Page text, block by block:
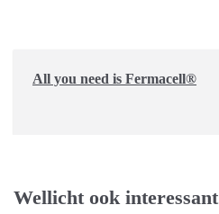
All you need is Fermacell®
Wellicht ook interessant